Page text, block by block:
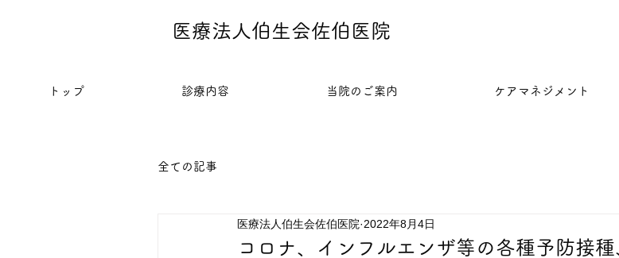
医療法人伯生会佐伯医院
トップ 診療内容 当院のご案内 ケアマネジメント
全ての記事
コロナ、インフルエンザ等の各種予防接
医療法人伯生会佐伯医院 2022年8月4日